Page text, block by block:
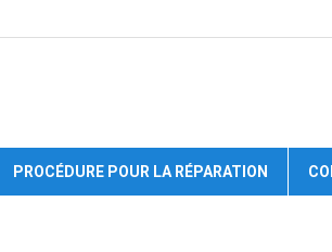
PROCÉDURE POUR LA RÉPARATION